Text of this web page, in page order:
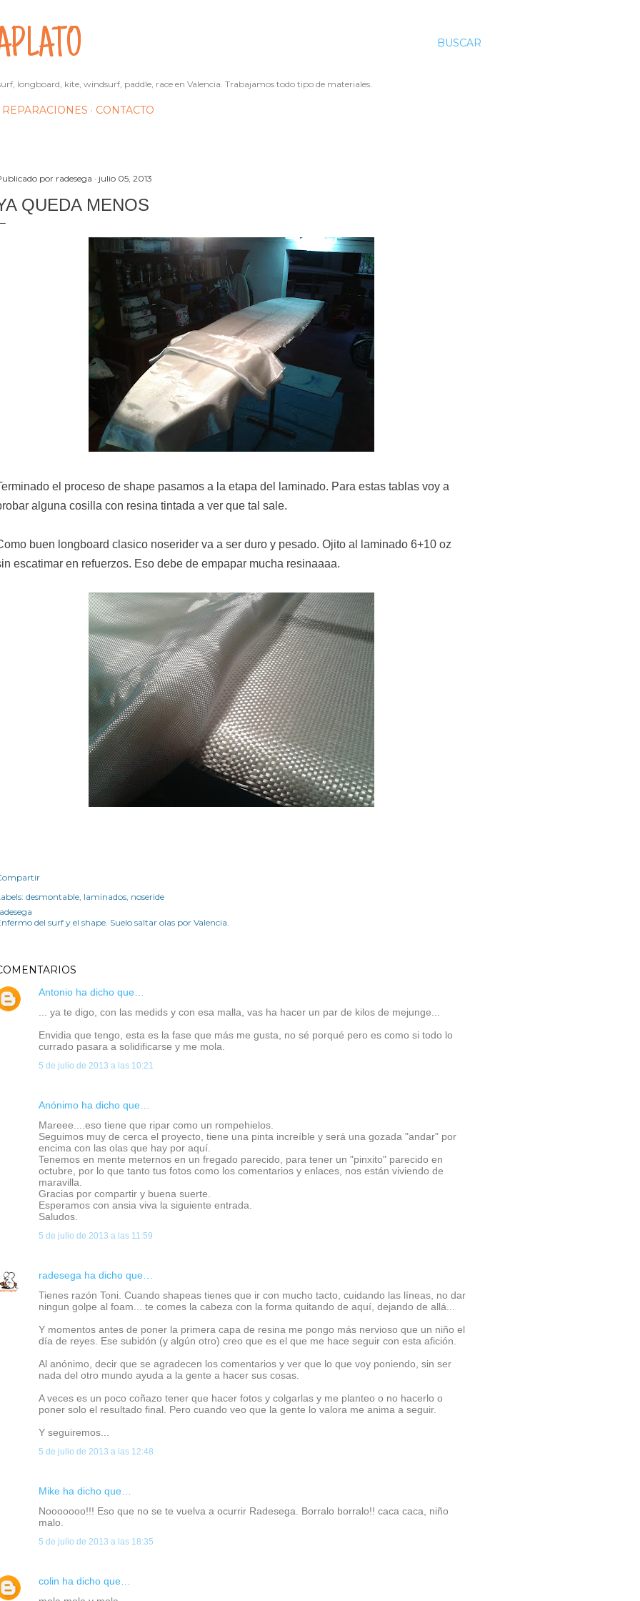
BUSCAR
longboard, kite, windsurf, paddle, race en Valencia. Trabajamos todo tipo de materiales.
REPARACIONES CONTACTO
por radesega julio 05, 2013
QUEDA MENOS
el proceso de shape pasamos a la etapa del laminado. Para estas tablas voy a
alguna cosilla con resina tintada a ver que tal sale.
buen longboard clasico noserider va a ser duro y pesado. Ojito al laminado 6+10 oz
escatimar en refuerzos. Eso debe de empapar mucha resinaaaa.
desmontable laminados noseride
del surf y el shape. Suelo saltar olas por Valencia.
Antonio ha dicho que…
... ya te digo, con las medids y con esa malla, vas ha hacer un par de kilos de mejunge...
Envidia que tengo, esta es la fase que más me gusta, no sé porqué pero es como si todo lo
currado pasara a solidificarse y me mola.
5 de julio de 2013 a las 10:21
Anónimo ha dicho que…
Mareee....eso tiene que ripar como un rompehielos.
Seguimos muy de cerca el proyecto, tiene una pinta increíble y será una gozada "andar" por
encima con las olas que hay por aquí.
Tenemos en mente meternos en un fregado parecido, para tener un "pinxito" parecido en
octubre, por lo que tanto tus fotos como los comentarios y enlaces, nos están viviendo de
maravilla.
Gracias por compartir y buena suerte.
Esperamos con ansia viva la siguiente entrada.
Saludos.
5 de julio de 2013 a las 11:59
radesega ha dicho que…
Tienes razón Toni. Cuando shapeas tienes que ir con mucho tacto, cuidando las líneas, no dar
ningun golpe al foam... te comes la cabeza con la forma quitando de aquí, dejando de allá...
Y momentos antes de poner la primera capa de resina me pongo más nervioso que un niño el
día de reyes. Ese subidón (y algún otro) creo que es el que me hace seguir con esta afición.
Al anónimo, decir que se agradecen los comentarios y ver que lo que voy poniendo, sin ser
nada del otro mundo ayuda a la gente a hacer sus cosas.
A veces es un poco coñazo tener que hacer fotos y colgarlas y me planteo o no hacerlo o
poner solo el resultado final. Pero cuando veo que la gente lo valora me anima a seguir.
Y seguiremos...
5 de julio de 2013 a las 12:48
Mike ha dicho que…
Nooooooo!!! Eso que no se te vuelva a ocurrir Radesega. Borralo borralo!! caca caca, niño
malo.
5 de julio de 2013 a las 18:35
colin ha dicho que…